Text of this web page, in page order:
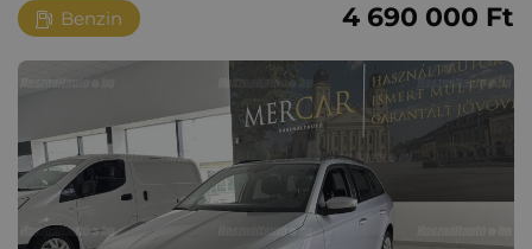
Benzin 4‏‏‎ ‎690‏‏‎ ‎000 Ft